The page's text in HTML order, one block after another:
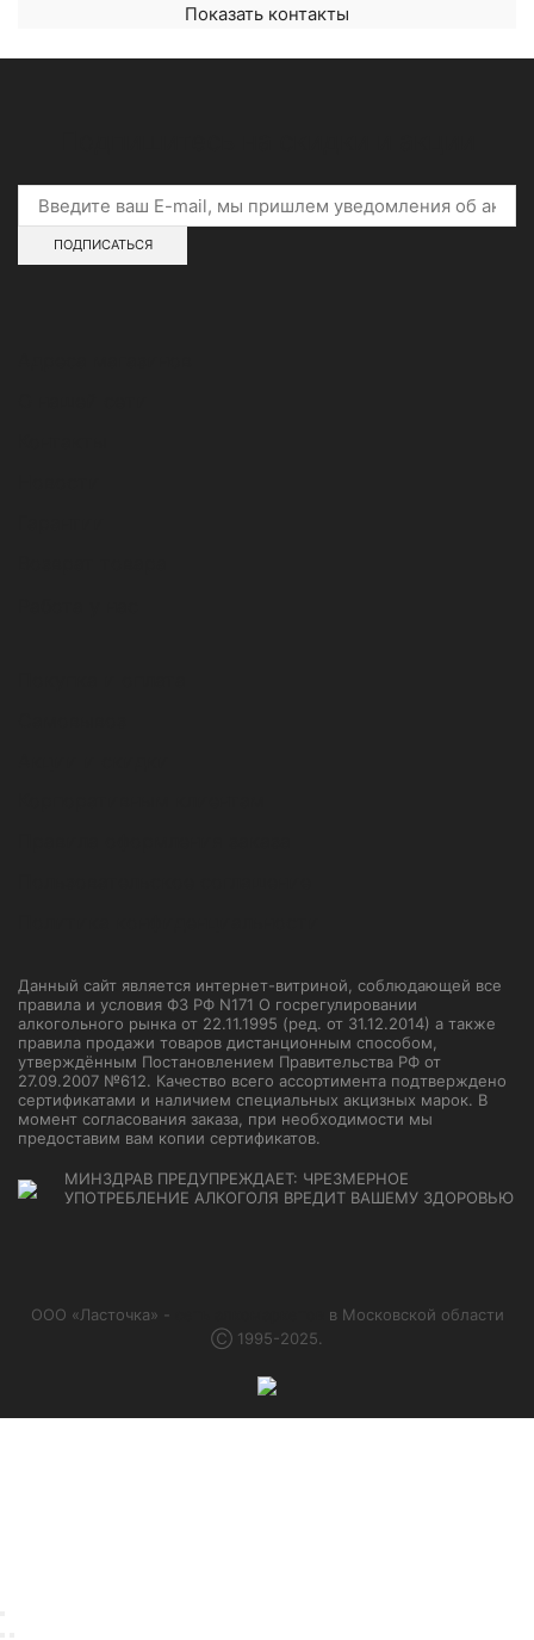
Показать контакты
Данный сайт является интернет-витриной, соблюдающей все
правила и условия ФЗ РФ N171 О госрегулировании
алкогольного рынка от 22.11.1995 (ред. от 31.12.2014) а также
правила продажи товаров дистанционным способом,
утверждённым Постановлением Правительства РФ от
27.09.2007 №612. Качество всего ассортимента подтверждено
сертификатами и наличием специальных акцизных марок. В
момент согласования заказа, при необходимости мы
предоставим вам копии сертификатов.
МИНЗДРАВ ПРЕДУПРЕЖДАЕТ: ЧРЕЗМЕРНОЕ
УПОТРЕБЛЕНИЕ АЛКОГОЛЯ ВРЕДИТ ВАШЕМУ ЗДОРОВЬЮ
ООО «Ласточка» -
в Московской области
Ⓒ 1995-2025.